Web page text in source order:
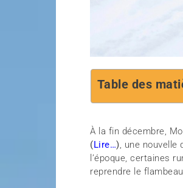
Table des
À la fin décembre,
(Lire…), une nouvelle
l’époque, certaines
reprendre le